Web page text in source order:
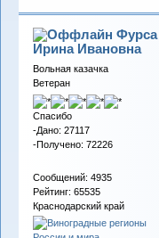
Фурса
Ирина Ивановна
Вольная казачка
Ветеран
Спасибо
-Дано: 27117
-Получено: 72226
Сообщений: 4935
Рейтинг: 65535
Краснодарский край